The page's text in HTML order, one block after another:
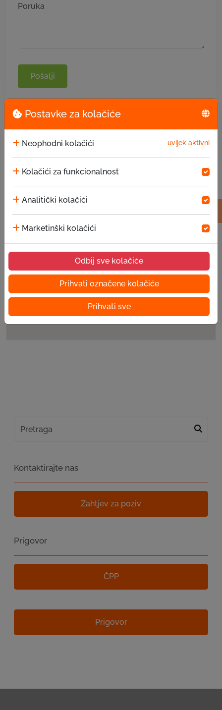
Postavke za kolačiće
Neophodni kolačići uvijek aktivni
Kolačići za funkcionalnost
Analitički kolačići
Marketinški kolačići
Odbij sve kolačiće
Prihvati označene kolačiće
Prihvati sve
Pošalji
Kontaktirajte nas
Zahtjev za poziv
Prigovor
ČPP
Prigovor